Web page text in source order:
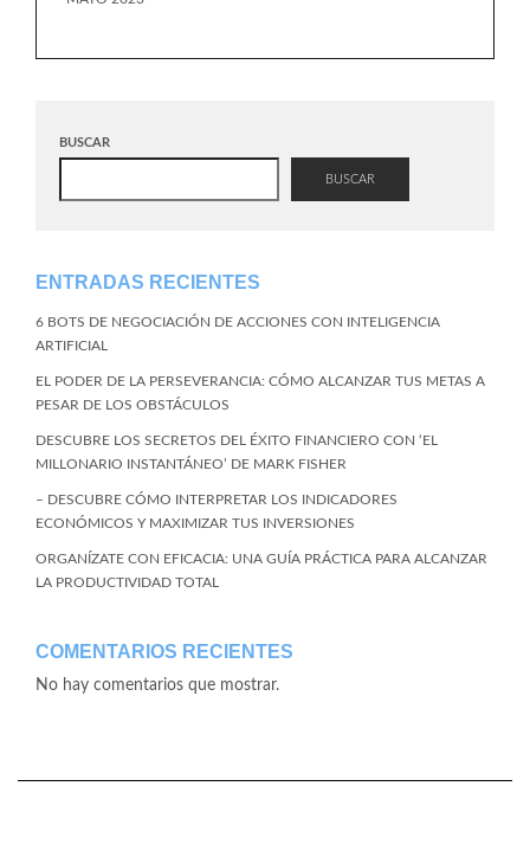
BUSCAR
BUSCAR
ENTRADAS RECIENTES
6 BOTS DE NEGOCIACIÓN DE ACCIONES CON INTELIGENCIA
ARTIFICIAL
EL PODER DE LA PERSEVERANCIA: CÓMO ALCANZAR TUS METAS A
PESAR DE LOS OBSTÁCULOS
DESCUBRE LOS SECRETOS DEL ÉXITO FINANCIERO CON ‘EL
MILLONARIO INSTANTÁNEO’ DE MARK FISHER
– DESCUBRE CÓMO INTERPRETAR LOS INDICADORES
ECONÓMICOS Y MAXIMIZAR TUS INVERSIONES
ORGANÍZATE CON EFICACIA: UNA GUÍA PRÁCTICA PARA ALCANZAR
LA PRODUCTIVIDAD TOTAL
COMENTARIOS RECIENTES
No hay comentarios que mostrar.